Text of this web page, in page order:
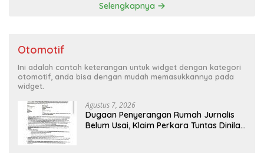
Selengkapnya
Otomotif
Ini adalah contoh keterangan untuk widget dengan kategori
otomotif, anda bisa dengan mudah memasukkannya pada
widget.
Agustus 7, 2026
Dugaan Penyerangan Rumah Jurnalis
Belum Usai, Klaim Perkara Tuntas Dinilai